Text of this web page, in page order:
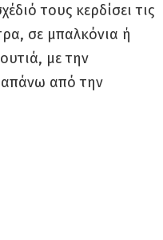
τους κερδίσει τις
σε μπαλκόνια ή
με την
από την